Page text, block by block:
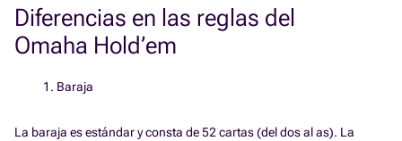
Diferencias en las reglas del
Omaha Hold’em
Baraja
La baraja es estándar y consta de 52 cartas (del dos al as). La